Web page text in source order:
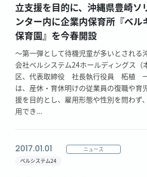
立支援を目的に、沖縄県豊崎ソ
ンター内に企業内保育所『ベル
保育園』を今春開設
～第一弾として待機児童が多いとされる
会社ベルシステム24ホールディングス（
区、代表取締役 社長執行役員 柘植 一
は、産休・育休明けの従業員の復職や育
援を目的とし、雇用形態や性別を問わず
用でき...
2017.01.01
ニュース
ベルシステム24